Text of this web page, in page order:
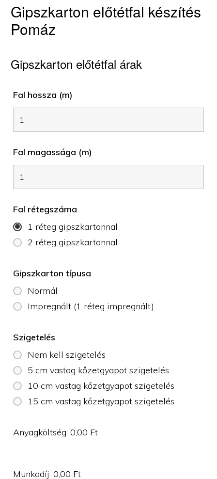
Gipszkarton előtétfal készítés
Pomáz
Gipszkarton előtétfal árak
Fal hossza (m)
Fal magassága (m)
Fal rétegszáma
1 réteg gipszkartonnal
2 réteg gipszkartonnal
Gipszkarton típusa
Normál
Impregnált (1 réteg impregnált)
Szigetelés
Nem kell szigetelés
5 cm vastag kőzetgyapot szigetelés
10 cm vastag kőzetgyapot szigetelés
15 cm vastag kőzetgyapot szigetelés
Anyagköltség:0,00 Ft
Munkadíj:0,00 Ft